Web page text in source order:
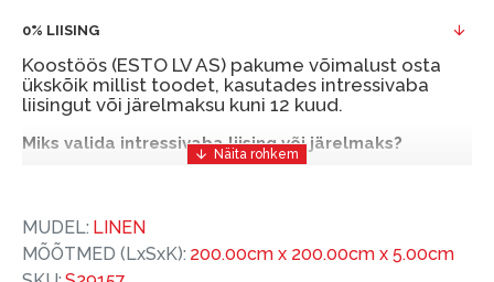
0% LIISING
Koostöös (ESTO LV AS) pakume võimalust osta
ükskõik millist toodet, kasutades intressivaba
liisingut või järelmaksu kuni 12 kuud.
Miks valida intressivaba liising või järelmaks?
teil vajalikud tooted kohe osta, kuid nende eest
hiljem tasuda.
MUDEL: LINEN
MÕÕTMED (LxSxK): 200.00cm x 200.00cm x 5.00cm